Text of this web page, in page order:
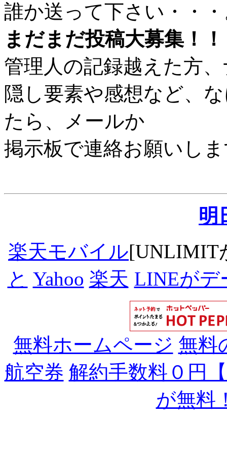
誰か送って下さい・・
まだまだ投稿大募集！！
管理人の記録越えた方
隠し要素や感想など、
たら、メールか
掲示板で連絡お願いし
明
楽天モバイル[UNLIMIT
と Yahoo 楽天 LINEがデ
無料ホームページ 無料
航空券 解約手数料０円
が無料